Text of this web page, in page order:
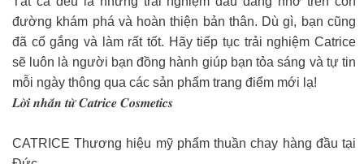
đường khám phá và hoàn thiện bản thân. Dù gì, bạn cũng
đã cố gắng và làm rất tốt. Hãy tiếp tục trải nghiệm Catrice
sẽ luôn là người bạn đồng hành giúp bạn tỏa sáng và tự tin
mỗi ngày thông qua các sản phẩm trang điểm mới lạ!
𝑳𝒐̛̀𝒊 𝒏𝒉𝒂̆́𝒏 𝒕𝒖̛̀ 𝑪𝒂𝒕𝒓𝒊𝒄𝒆 𝑪𝒐𝒔𝒎𝒆𝒕𝒊𝒄𝒔
CATRICE Thương hiệu mỹ phẩm thuần chay hàng đầu tại